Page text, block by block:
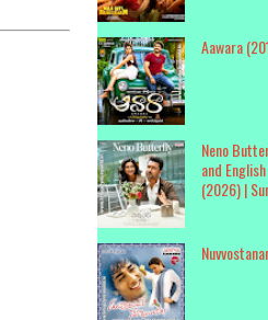
Aawara
Neno
and
(2026) |